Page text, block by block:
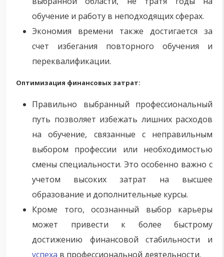
обучение и работу в неподходящих сферах.
Экономия времени также достигается за
счет избегания повторного обучения и
переквалификации.
Оптимизация финансовых затрат:
Правильно выбранный профессиональный
путь позволяет избежать лишних расходов
на обучение, связанные с неправильным
выбором профессии или необходимостью
смены специальности. Это особенно важно с
учетом высоких затрат на высшее
образование и дополнительные курсы.
Кроме того, осознанный выбор карьеры
может привести к более быстрому
достижению финансовой стабильности и
успеха в профессиональной деятельности.